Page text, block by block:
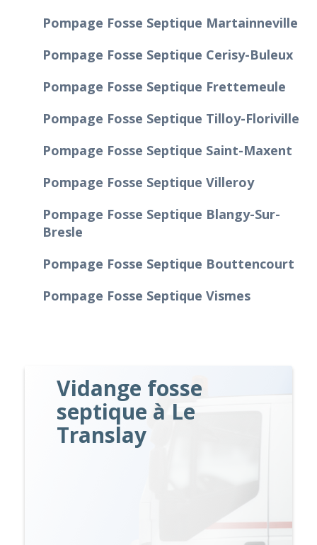
Pompage Fosse Septique Martainneville
Pompage Fosse Septique Cerisy-Buleux
Pompage Fosse Septique Frettemeule
Pompage Fosse Septique Tilloy-Floriville
Pompage Fosse Septique Saint-Maxent
Pompage Fosse Septique Villeroy
Pompage Fosse Septique Blangy-Sur-
Bresle
Pompage Fosse Septique Bouttencourt
Pompage Fosse Septique Vismes
Vidange fosse
septique à Le
Translay